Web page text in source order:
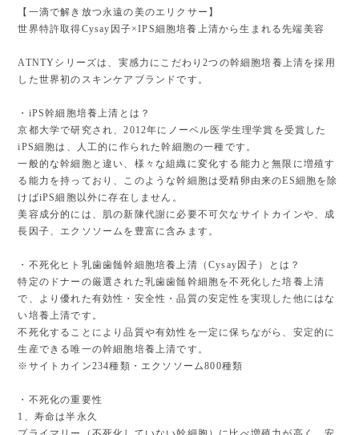
【一滴で解き放つ永遠の美のエリクサー】
世界特許取得Cysay因子×IPS細胞培養上清から生まれる先端美容
ATNTYシリーズは、実感力にこだわり2つの幹細胞培養上清を採用
した世界初のスキンケアブランドです。
・iPS幹細胞培養上清とは？
京都大学で研究され、2012年にノーベル医学生理学賞を受賞した
iPS細胞は、人工的に作られた幹細胞の一種です。
一般的な幹細胞と違い、様々な組織に変化する能力と無限に増殖す
る能力を持っており、このような幹細胞は受精卵由来のES細胞を除
けばiPS細胞以外に存在しません。
美容成分的には、肌の新陳代謝に必要不可欠なサイトカインや、成
長因子、エクソソームを豊富に含みます。
・不死化ヒト乳歯歯髄幹細胞培養上清（Cysay因子）とは？
特定のドナーの厳選された乳歯歯髄幹細胞を不死化した培養上清
で、より優れた有効性・安全性・品質の安定性を実現した他にはな
い培養上清です。
不死化することにより品質や有効性を一定に保ちながら、安定的に
生産できる唯一の幹細胞培養上清です。
※サイトカイン234種類・エクソソーム800種類
・不死化の重要性
1、寿命は半永久